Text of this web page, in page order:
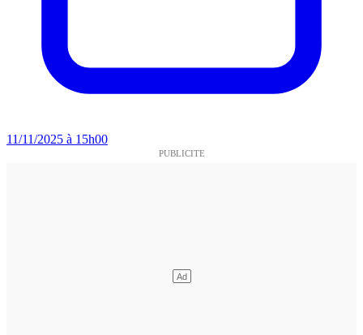
11/11/2025 à 15h00